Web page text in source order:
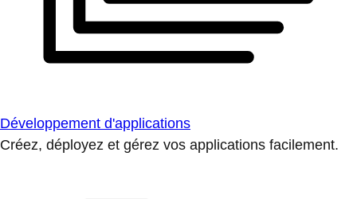
Développement d'applications
Créez, déployez et gérez vos applications facilement.